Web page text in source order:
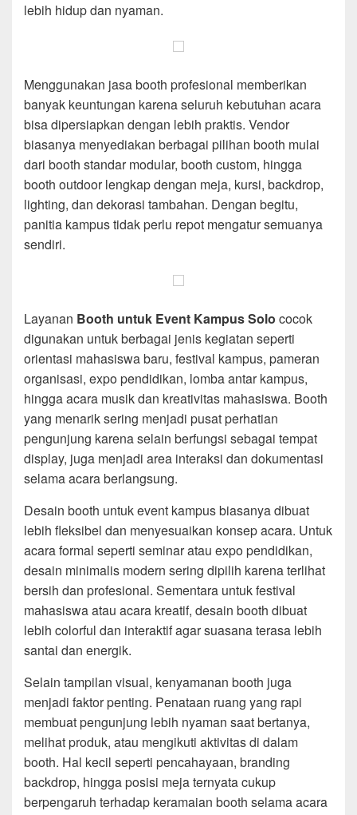
lebih hidup dan nyaman.
Menggunakan jasa booth profesional memberikan
banyak keuntungan karena seluruh kebutuhan acara
bisa dipersiapkan dengan lebih praktis. Vendor
biasanya menyediakan berbagai pilihan booth mulai
dari booth standar modular, booth custom, hingga
booth outdoor lengkap dengan meja, kursi, backdrop,
lighting, dan dekorasi tambahan. Dengan begitu,
panitia kampus tidak perlu repot mengatur semuanya
sendiri.
Layanan Booth untuk Event Kampus Solo cocok
digunakan untuk berbagai jenis kegiatan seperti
orientasi mahasiswa baru, festival kampus, pameran
organisasi, expo pendidikan, lomba antar kampus,
hingga acara musik dan kreativitas mahasiswa. Booth
yang menarik sering menjadi pusat perhatian
pengunjung karena selain berfungsi sebagai tempat
display, juga menjadi area interaksi dan dokumentasi
selama acara berlangsung.
Desain booth untuk event kampus biasanya dibuat
lebih fleksibel dan menyesuaikan konsep acara. Untuk
acara formal seperti seminar atau expo pendidikan,
desain minimalis modern sering dipilih karena terlihat
bersih dan profesional. Sementara untuk festival
mahasiswa atau acara kreatif, desain booth dibuat
lebih colorful dan interaktif agar suasana terasa lebih
santai dan energik.
Selain tampilan visual, kenyamanan booth juga
menjadi faktor penting. Penataan ruang yang rapi
membuat pengunjung lebih nyaman saat bertanya,
melihat produk, atau mengikuti aktivitas di dalam
booth. Hal kecil seperti pencahayaan, branding
backdrop, hingga posisi meja ternyata cukup
berpengaruh terhadap keramaian booth selama acara